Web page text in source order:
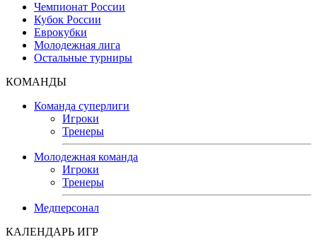
Чемпионат России
Кубок России
Еврокубки
Молодежная лига
Остальные турниры
КОМАНДЫ
Команда суперлиги
Игроки
Тренеры
Молодежная команда
Игроки
Тренеры
Медперсонал
КАЛЕНДАРЬ ИГР